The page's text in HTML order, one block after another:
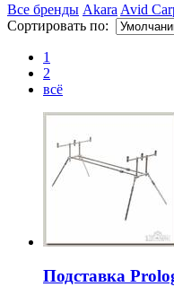
Все бренды Akara Avid
Сортировать по:
1
2
всё
Подставка